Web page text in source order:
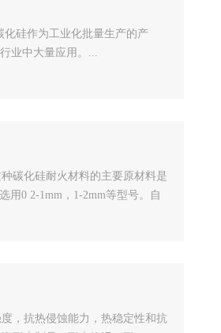
化硅作为工业化批量生产的产
业中大量应用。...
碳化硅耐火材料的主要原材料是
用0 2-1mm，1-2mm等型号。自
，抗热侵蚀能力，热稳定性和抗